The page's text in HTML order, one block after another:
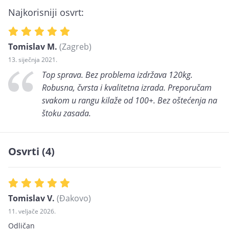
Najkorisniji osvrt:
Tomislav M. (Zagreb)
13. siječnja 2021.
Top sprava. Bez problema izdržava 120kg.
Robusna, čvrsta i kvalitetna izrada. Preporučam
svakom u rangu kilaže od 100+. Bez oštećenja na
štoku zasada.
Osvrti (4)
Tomislav V. (Đakovo)
11. veljače 2026.
Odličan